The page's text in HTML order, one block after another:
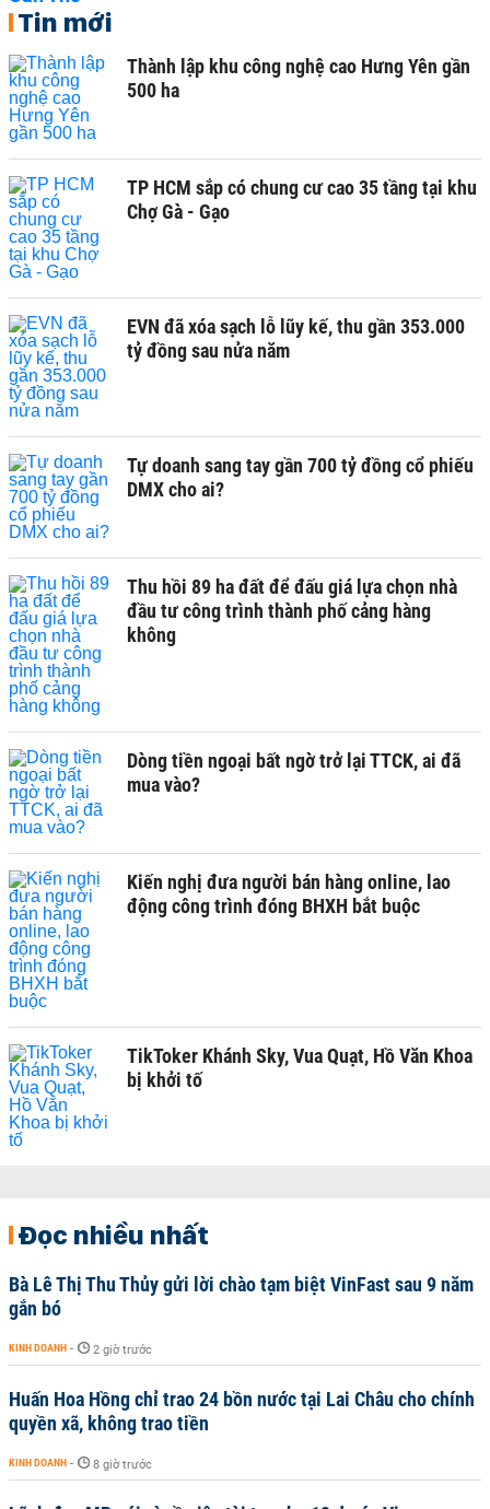
Tin mới
Thành lập khu công nghệ cao Hưng Yên gần
500 ha
TP HCM sắp có chung cư cao 35 tầng tại khu
Chợ Gà - Gạo
EVN đã xóa sạch lỗ lũy kế, thu gần 353.000
tỷ đồng sau nửa năm
Tự doanh sang tay gần 700 tỷ đồng cổ phiếu
DMX cho ai?
Thu hồi 89 ha đất để đấu giá lựa chọn nhà
đầu tư công trình thành phố cảng hàng
không
Dòng tiền ngoại bất ngờ trở lại TTCK, ai đã
mua vào?
Kiến nghị đưa người bán hàng online, lao
động công trình đóng BHXH bắt buộc
TikToker Khánh Sky, Vua Quạt, Hồ Văn Khoa
bị khởi tố
Đọc nhiều nhất
Bà Lê Thị Thu Thủy gửi lời chào tạm biệt VinFast sau 9 năm
gắn bó
KINH DOANH - 2 giờ trước
Huấn Hoa Hồng chỉ trao 24 bồn nước tại Lai Châu cho chính
quyền xã, không trao tiền
KINH DOANH - 8 giờ trước